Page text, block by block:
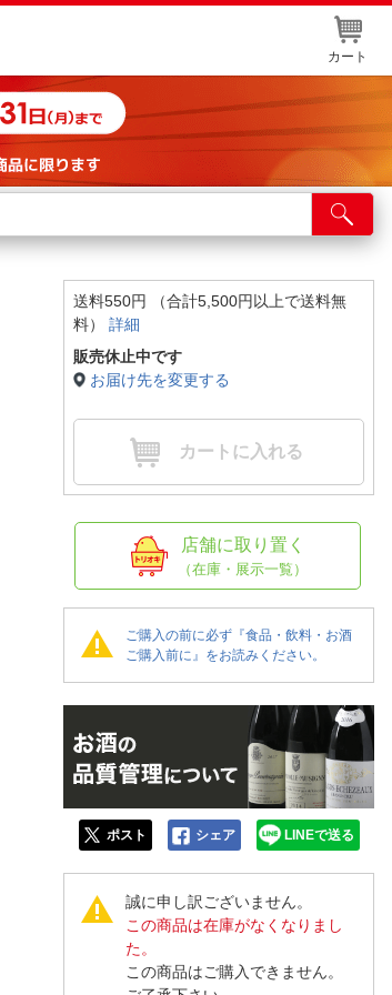
カート
送料550円 （合計5,500円以上で送料無
料） 詳細
販売休止中です
お届け先を変更する
カートに入れる
店舗に取り置く
（在庫・展示一覧）
ご購入の前に必ず『食品・飲料・お酒
ご購入前に』をお読みください。
ポスト シェア LINEで送る
誠に申し訳ございません。
この商品は在庫がなくなりまし
た。
この商品はご購入できません。